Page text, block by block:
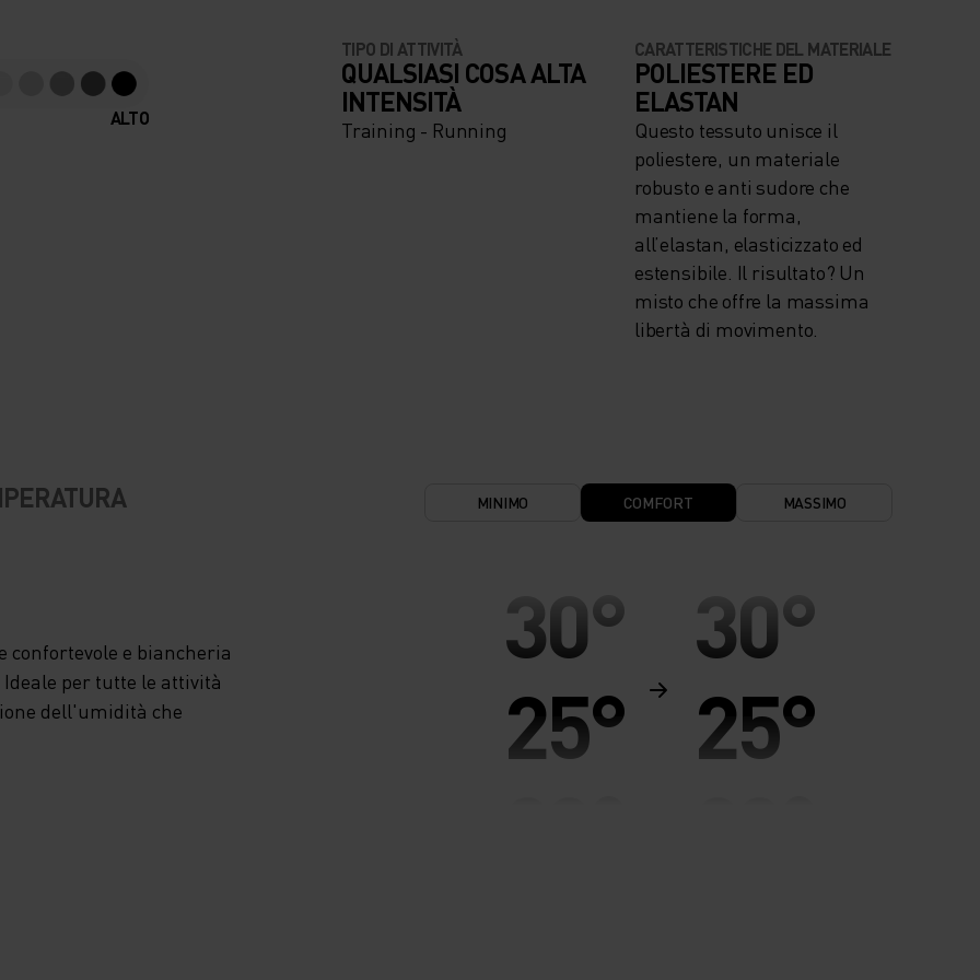
IL
DI
ALTO
TIPO DI ATTIVITÀ
QUALSIASI COSA ALTA
INTENSITÀ
Training - Running
CARATTERISTICHE DEL MATERIALE
POLIESTERE ED
ELASTAN
Questo tessuto unisce il
poliestere, un materiale
robusto e anti sudore che
mantiene la forma,
all’elastan, elasticizzato ed
estensibile. Il risultato? Un
misto che offre la massima
libertà di movimento.
e biancheria
per tutte le attività
dell'umidità che
MINIMO COMFORT MASSIMO
30°
25°
30°
25°